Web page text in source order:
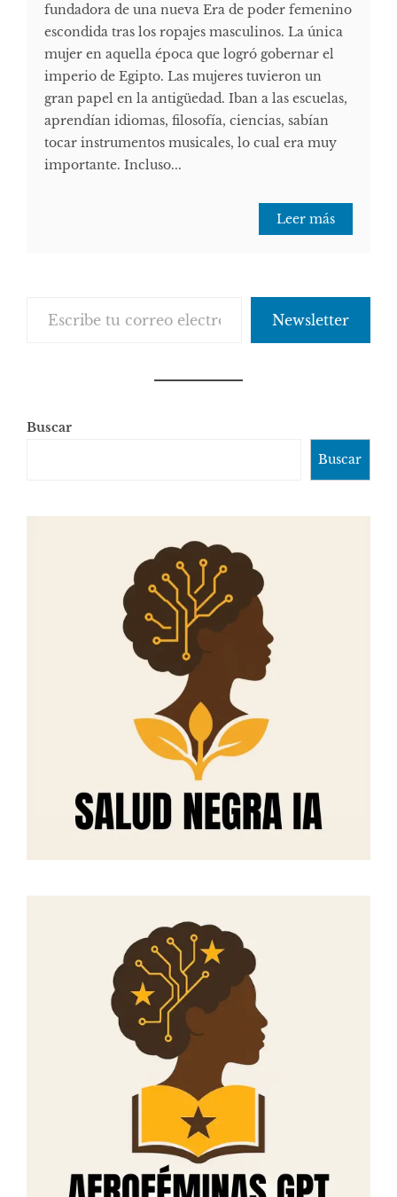
fundadora de una nueva Era de poder femenino
escondida tras los ropajes masculinos. La única
mujer en aquella época que logró gobernar el
imperio de Egipto. Las mujeres tuvieron un
gran papel en la antigüedad. Iban a las escuelas,
aprendían idiomas, filosofía, ciencias, sabían
tocar instrumentos musicales, lo cual era muy
importante. Incluso...
Leer más
Newsletter
Buscar
Buscar